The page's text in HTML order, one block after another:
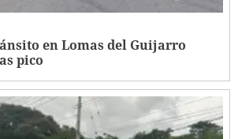
en Lomas del Guijarro
pico